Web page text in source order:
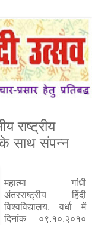
राष्ट्रीय
के साथ संपन्न
महात्मा गांधी
अंतरराष्ट्रीय हिंदी
विश्वविद्यालय, वर्धा में
दिनांक ०९.१०.२०१०